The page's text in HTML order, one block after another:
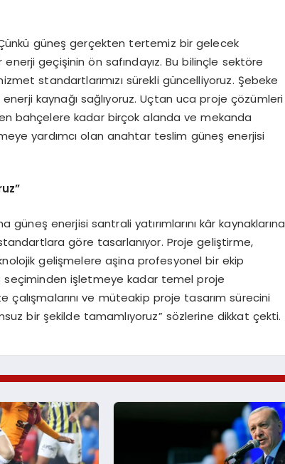
güneş gerçekten tertemiz bir gelecek
geçişinin ön safındayız. Bu bilinçle sektöre
standartlarımızı sürekli güncelliyoruz. Şebeke
kaynağı sağlıyoruz. Uçtan uca proje çözümleri
bahçelere kadar birçok alanda ve mekanda
yardımcı olan anahtar teslim güneş enerjisi
güneş enerjisi santrali yatırımlarını kâr kaynaklarına
göre tasarlanıyor. Proje geliştirme,
gelişmelere aşina profesyonel bir ekip
seçiminden işletmeye kadar temel proje
çalışmalarını ve müteakip proje tasarım sürecini
bir şekilde tamamlıyoruz” sözlerine dikkat çekti.